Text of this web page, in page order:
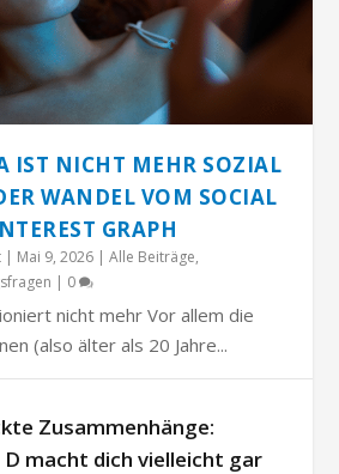
IST NICHT MEHR SOZIAL
WANDEL VOM SOCIAL
GRAPH
| Mai 9, 2026 |Alle Beiträge,
| 0
nicht mehr Vor allem die
(also älter als 20 Jahre...
Zusammenhänge:
macht dich vielleicht gar